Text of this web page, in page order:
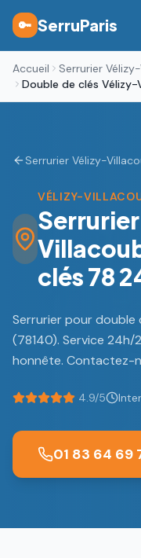
🔑 SerruParis
Accueil
Serrurier
Double de clés
Serrurier Vélizy-
VÉLIZY-
clés 78
Serrurier pour double
(78140). Service
honnête. Contactez-
4.9/5
01 83 64 69